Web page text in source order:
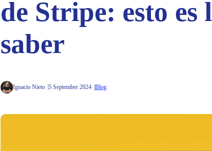
de Stripe: esto es
saber
Ignacio Nieto 5 September 2024 Blog